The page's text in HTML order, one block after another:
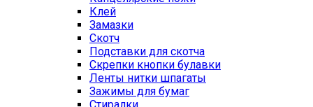
Клей
Замазки
Скотч
Подставки для скотча
Скрепки кнопки булавки
Ленты нитки шпагаты
Зажимы для бумаг